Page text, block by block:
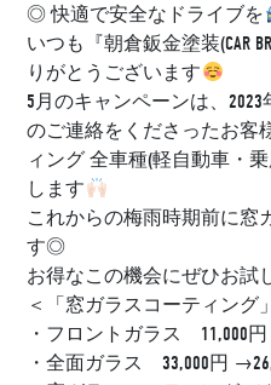
◎ 快適で安全なドライブを
いつも『朝倉鈑金塗装(CAR
りがとうございます
5月のキャンペーンは、2023
のご連絡をくださったお客
ィング 全車種(軽自動車・乗
します
これからの梅雨時期前に窓
す◎
お得なこの機会にぜひお試
＜「窓ガラスコーティング
・フロントガラス 11,000円
・全面ガラス 33,000円